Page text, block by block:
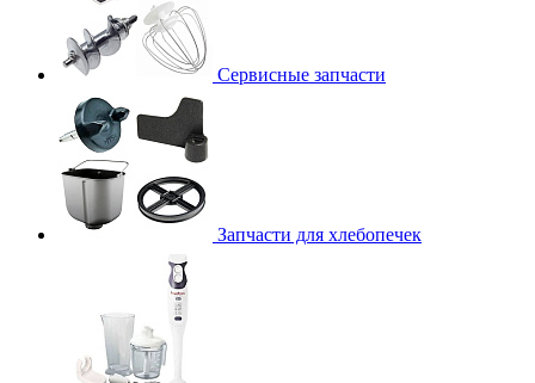
Сервисные запчасти
Запчасти для хлебопечек